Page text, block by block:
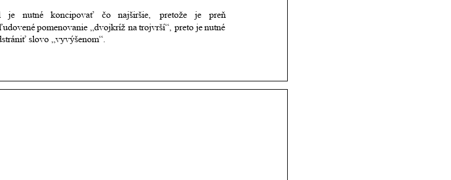
je nutné koncipovať čo najširšie, pretože je
preň
pomenovanie „dvojkríž na trojvrší“, preto je nutné
slovo „vyvýšenom“.